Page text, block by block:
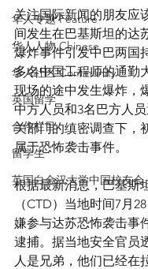
华人专题 Feature
华人人物 Chinese
华人社区 Community
英国留学
合作栏目
留学生
英国白金汉大学中国校友会
关注国际新闻的朋友应
间发生在巴基斯坦的达
爆炸事件引发中巴两国
多名中国工程师的通勤
现场的途中发生爆炸，
中方人员和3名巴方人
关部门的缜密调查下，
属于恐怖袭击事件。
根据最新消息，巴基斯
（CTD）当地时间7月
嫌参与达苏恐怖袭击事
逮捕。据当地安全官员
人是兄弟，他们已经在